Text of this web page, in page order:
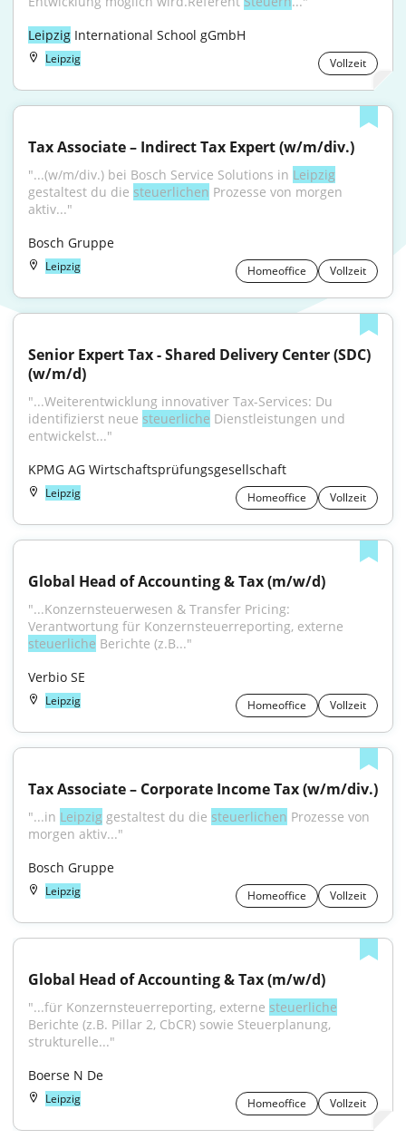
Leipzig International School gGmbH
Leipzig Vollzeit
Tax Associate – Indirect Tax Expert (w/m/div.)
"...(w/m/div.) bei Bosch Service Solutions in Leipzig
gestaltest du die steuerlichen Prozesse von morgen
aktiv..."
Bosch Gruppe
Leipzig Homeoffice Vollzeit
Senior Expert Tax - Shared Delivery Center (SDC)
(w/m/d)
"...Weiterentwicklung innovativer Tax-Services: Du
identifizierst neue steuerliche Dienstleistungen und
entwickelst..."
KPMG AG Wirtschaftsprüfungsgesellschaft
Leipzig Homeoffice Vollzeit
Global Head of Accounting & Tax (m/w/d)
"...Konzernsteuerwesen & Transfer Pricing:
steuerliche Berichte (z.B..."
Verbio SE
Leipzig Homeoffice Vollzeit
Tax Associate – Corporate Income Tax (w/m/div.)
"...in Leipzig gestaltest du die steuerlichen Prozesse von
morgen aktiv..."
Bosch Gruppe
Leipzig Homeoffice Vollzeit
Global Head of Accounting & Tax (m/w/d)
"...für Konzernsteuerreporting, externe steuerliche
Berichte (z.B. Pillar 2, CbCR) sowie Steuerplanung,
strukturelle..."
Boerse N De
Leipzig Homeoffice Vollzeit